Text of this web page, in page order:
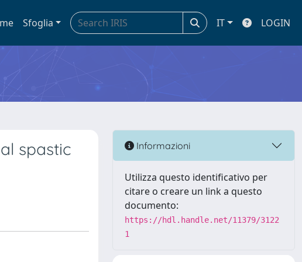
Sfoglia IT LOGIN
spastic
Informazioni
Utilizza questo identificativo per
citare o creare un link a questo
documento:
https://hdl.handle.net/11379/3122
1